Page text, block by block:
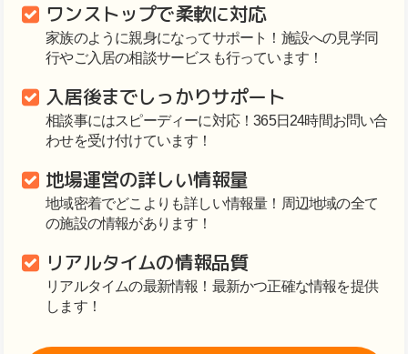
ワンストップで柔軟に対応
家族のように親身になってサポート！施設への見学同
行やご入居の相談サービスも行っています！
入居後までしっかりサポート
相談事にはスピーディーに対応！365日24時間お問い合
わせを受け付けています！
地場運営の詳しい情報量
地域密着でどこよりも詳しい情報量！周辺地域の全て
の施設の情報があります！
リアルタイムの情報品質
リアルタイムの最新情報！最新かつ正確な情報を提供
します！